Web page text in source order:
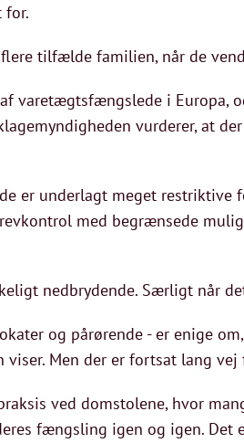
for.
tilfælde familien, når de
varetægtsfængslede i Europa,
vurderer, at
er underlagt meget restriktive
med begrænsede
nedbrydende. Særligt når
og pårørende - er enige
viser. Men der er fortsat lang
ved domstolene, hvor
fængsling igen og igen. Det